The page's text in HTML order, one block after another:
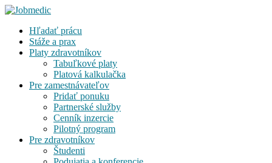
Hľadať prácu
Stáže a prax
Platy zdravotníkov
Tabuľkové platy
Platová kalkulačka
Pre zamestnávateľov
Pridať ponuku
Partnerské služby
Cenník inzercie
Pilotný program
Pre zdravotníkov
Študenti